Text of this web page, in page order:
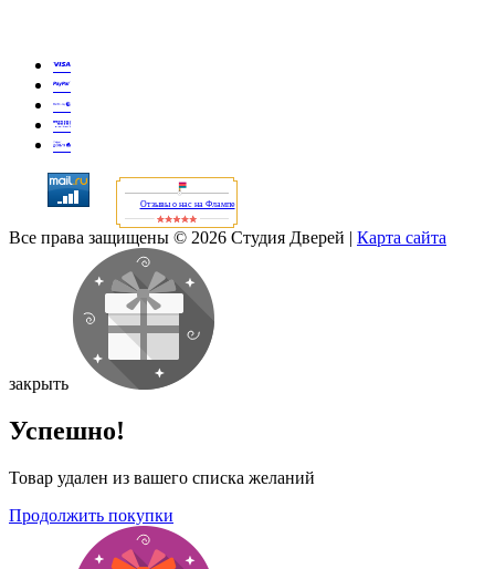
Отзывы о нас на Флампе
Все права защищены © 2026 Студия Дверей | Карта сайта
закрыть
Успешно!
Товар удален из вашего списка желаний
Продолжить покупки